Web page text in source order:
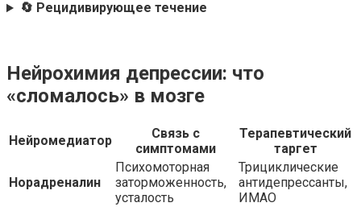
🔄 Рецидивирующее течение
Нейрохимия депрессии: что
«сломалось» в мозге
Нейромедиатор
Связь с
симптомами
Терапевтический
таргет
Норадреналин
Психомоторная
заторможенность,
усталость
Трициклические
антидепрессанты,
ИМАО